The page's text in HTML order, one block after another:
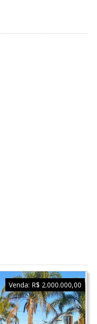
Venda: R$ 2.000.000,00